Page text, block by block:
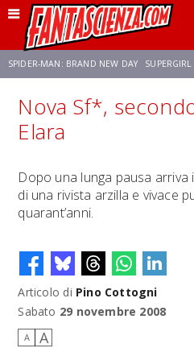
SPIDER-MAN: BRAND NEW DAY SUPERGIRL
FRANCO RICCIARDIELLO ZENDAYA STAR
Nova Sf*,
Elara
Dopo una lunga pausa
di una rivista arzilla e vivace
quarant’anni.
Articolo di Pino Cottogni
Sabato 29 novembre 2008
A A